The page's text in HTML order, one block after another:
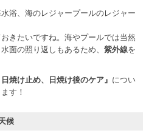
浴、海のレジャープールのレジャー
きたいですね。海やプールでは当然
面の照り返しもあるため、 紫外線を
日焼け止め、日焼け後のケア』 につい
す！
候